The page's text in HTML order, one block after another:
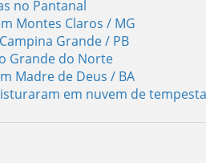
no Pantanal
Montes Claros / MG
Grande / PB
Grande do Norte
Madre de Deus / BA
em nuvem de